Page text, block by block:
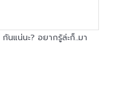
กันแน่นะ? อยากรู้ล่ะก็..มา